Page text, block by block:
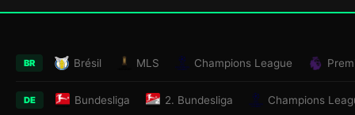
BR Brésil MLS Champions League
DE Bundesliga 2. Bundesliga Champions